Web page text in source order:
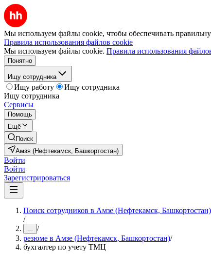
Мы используем файлы cookie, чтобы обеспечивать
Правила использования файлов cookie
Мы используем файлы cookie. Правила использования
Понятно
Ищу сотрудника
Ищу работу
Ищу сотрудника
Ищу сотрудника
Сервисы
Помощь
Ещё
Поиск
Амзя (Нефтекамск, Башкортостан)
Войти
Войти
Зарегистрироваться
Поиск сотрудников в Амзе (Нефтекамск, Башкортостан)
/
... /
резюме в Амзе (Нефтекамск, Башкортостан)/
бухгалтер по учету ТМЦ